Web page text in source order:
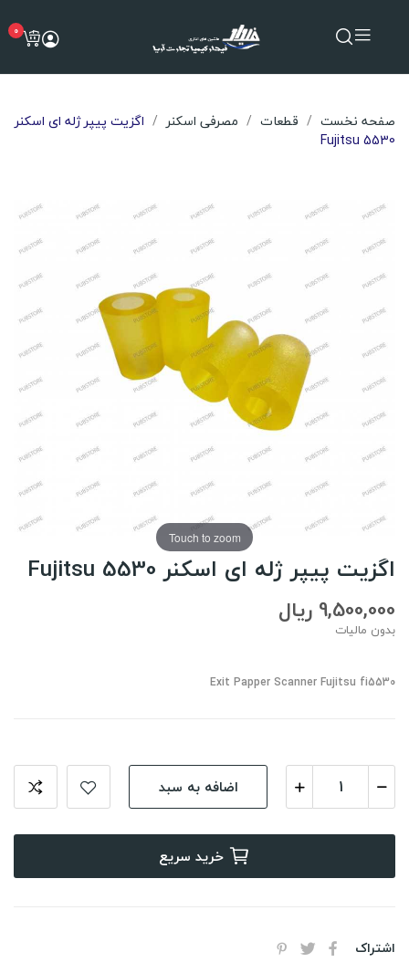
0
صفحه نخست قطعات مصرفی اسکنر
اگزیت پیپر ژله ای اسکنر
Fujitsu 5530
Touch to zoom
اگزیت پیپر ژله ای اسکنر Fujitsu 5530
9,500,000 ریال
بدون مالیات
Exit Papper Scanner Fujitsu fi5530
اضافه به سبد
خرید سریع
اشتراک